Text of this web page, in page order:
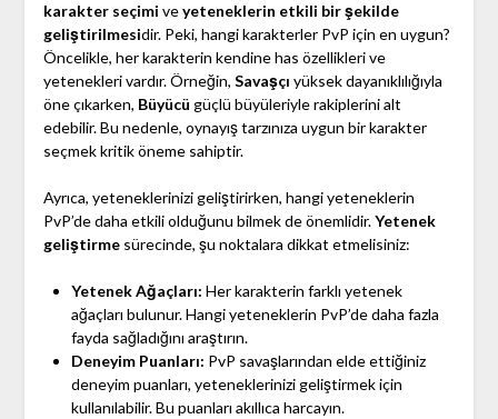
karakter seçimi veyeteneklerin etkili bir şekilde
geliştirilmesidir. Peki, hangi karakterler PvP için en uygun?
Öncelikle, her karakterin kendine has özellikleri ve
yetenekleri vardır. Örneğin, Savaşçı yüksek dayanıklılığıyla
öne çıkarken, Büyücü güçlü büyüleriyle rakiplerini alt
edebilir. Bu nedenle, oynayış tarzınıza uygun bir karakter
seçmek kritik öneme sahiptir.
Ayrıca, yeteneklerinizi geliştirirken, hangi yeteneklerin
PvP’de daha etkili olduğunu bilmek de önemlidir.Yetenek
geliştirmesürecinde, şu noktalara dikkat etmelisiniz:
Yetenek Ağaçları: Her karakterin farklı yetenek
ağaçları bulunur. Hangi yeteneklerin PvP’de daha fazla
fayda sağladığını araştırın.
Deneyim Puanları: PvP savaşlarından elde ettiğiniz
deneyim puanları, yeteneklerinizi geliştirmek için
kullanılabilir. Bu puanları akıllıca harcayın.